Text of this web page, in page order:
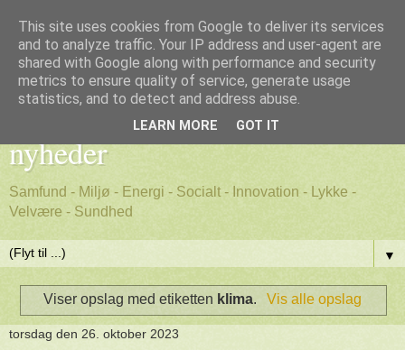
Godt nyt - positive, gode
nyheder
Samfund - Miljø - Energi - Socialt - Innovation - Lykke -
Velvære - Sundhed
▼
Viser opslag med etiketten klima. Vis alle opslag
torsdag den 26. oktober 2023
This site uses cookies from Google to deliver its services
and to analyze traffic. Your IP address and user-agent are
shared with Google along with performance and security
metrics to ensure quality of service, generate usage
statistics, and to detect and address abuse.
LEARN MORE GOT IT